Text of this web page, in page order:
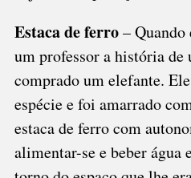
Estaca de ferro–
um professor a história de
comprado um elefante.
espécie e foi amarrado
estaca de ferro com
alimentar-se e beber